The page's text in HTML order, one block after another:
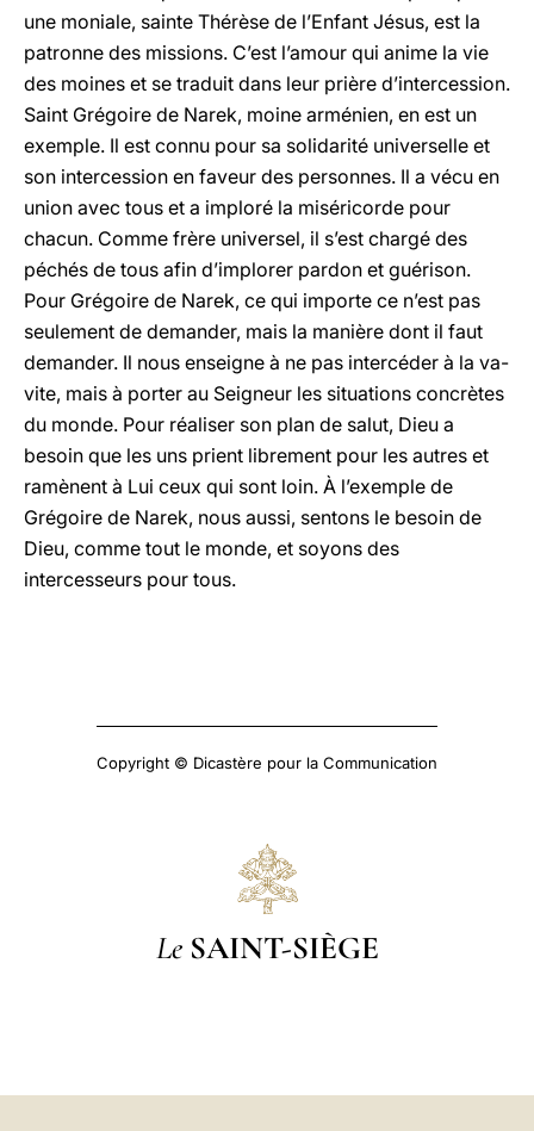
une moniale, sainte Thérèse de l’Enfant Jésus, est la
patronne des missions. C’est l’amour qui anime la vie
des moines et se traduit dans leur prière d’intercession.
Saint Grégoire de Narek, moine arménien, en est un
exemple. Il est connu pour sa solidarité universelle et
son intercession en faveur des personnes. Il a vécu en
union avec tous et a imploré la miséricorde pour
chacun. Comme frère universel, il s’est chargé des
péchés de tous afin d’implorer pardon et guérison.
Pour Grégoire de Narek, ce qui importe ce n’est pas
seulement de demander, mais la manière dont il faut
demander. Il nous enseigne à ne pas intercéder à la va-
vite, mais à porter au Seigneur les situations concrètes
du monde. Pour réaliser son plan de salut, Dieu a
besoin que les uns prient librement pour les autres et
ramènent à Lui ceux qui sont loin. À l’exemple de
Grégoire de Narek, nous aussi, sentons le besoin de
Dieu, comme tout le monde, et soyons des
intercesseurs pour tous.
Copyright © Dicastère pour la Communication
Le SAINT-SIÈGE